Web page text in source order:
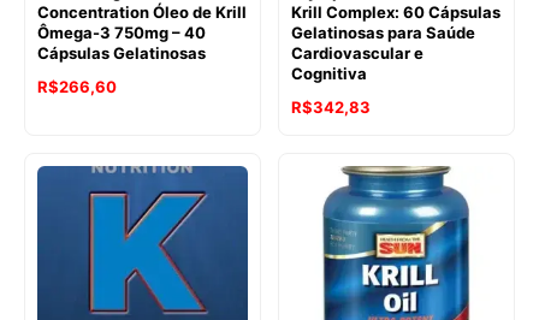
Concentration Óleo de Krill
Ômega-3 750mg – 40
Cápsulas Gelatinosas
O
era:
R$266,60O
é:
R$266,60.
Krill Complex: 60 Cápsulas
Gelatinosas para Saúde
Cardiovascular e
Cognitiva
O
original
R$437,22.
R$342,83
atual
é:
R$342,83.